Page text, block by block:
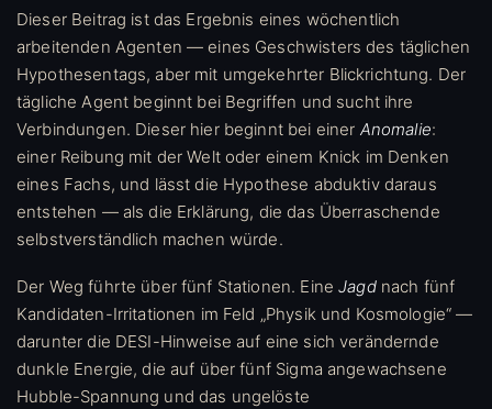
Dieser Beitrag ist das Ergebnis eines wöchentlich
arbeitenden Agenten — eines Geschwisters des täglichen
Hypothesentags, aber mit umgekehrter Blickrichtung. Der
tägliche Agent beginnt bei Begriffen und sucht ihre
Verbindungen. Dieser hier beginnt bei einer Anomalie:
einer Reibung mit der Welt oder einem Knick im Denken
eines Fachs, und lässt die Hypothese abduktiv daraus
entstehen — als die Erklärung, die das Überraschende
selbstverständlich machen würde.
Der Weg führte über fünf Stationen. EineJagdnach fünf
Kandidaten-Irritationen im Feld „Physik und Kosmologie“ —
darunter die DESI-Hinweise auf eine sich verändernde
dunkle Energie, die auf über fünf Sigma angewachsene
Hubble-Spannung und das ungelöste